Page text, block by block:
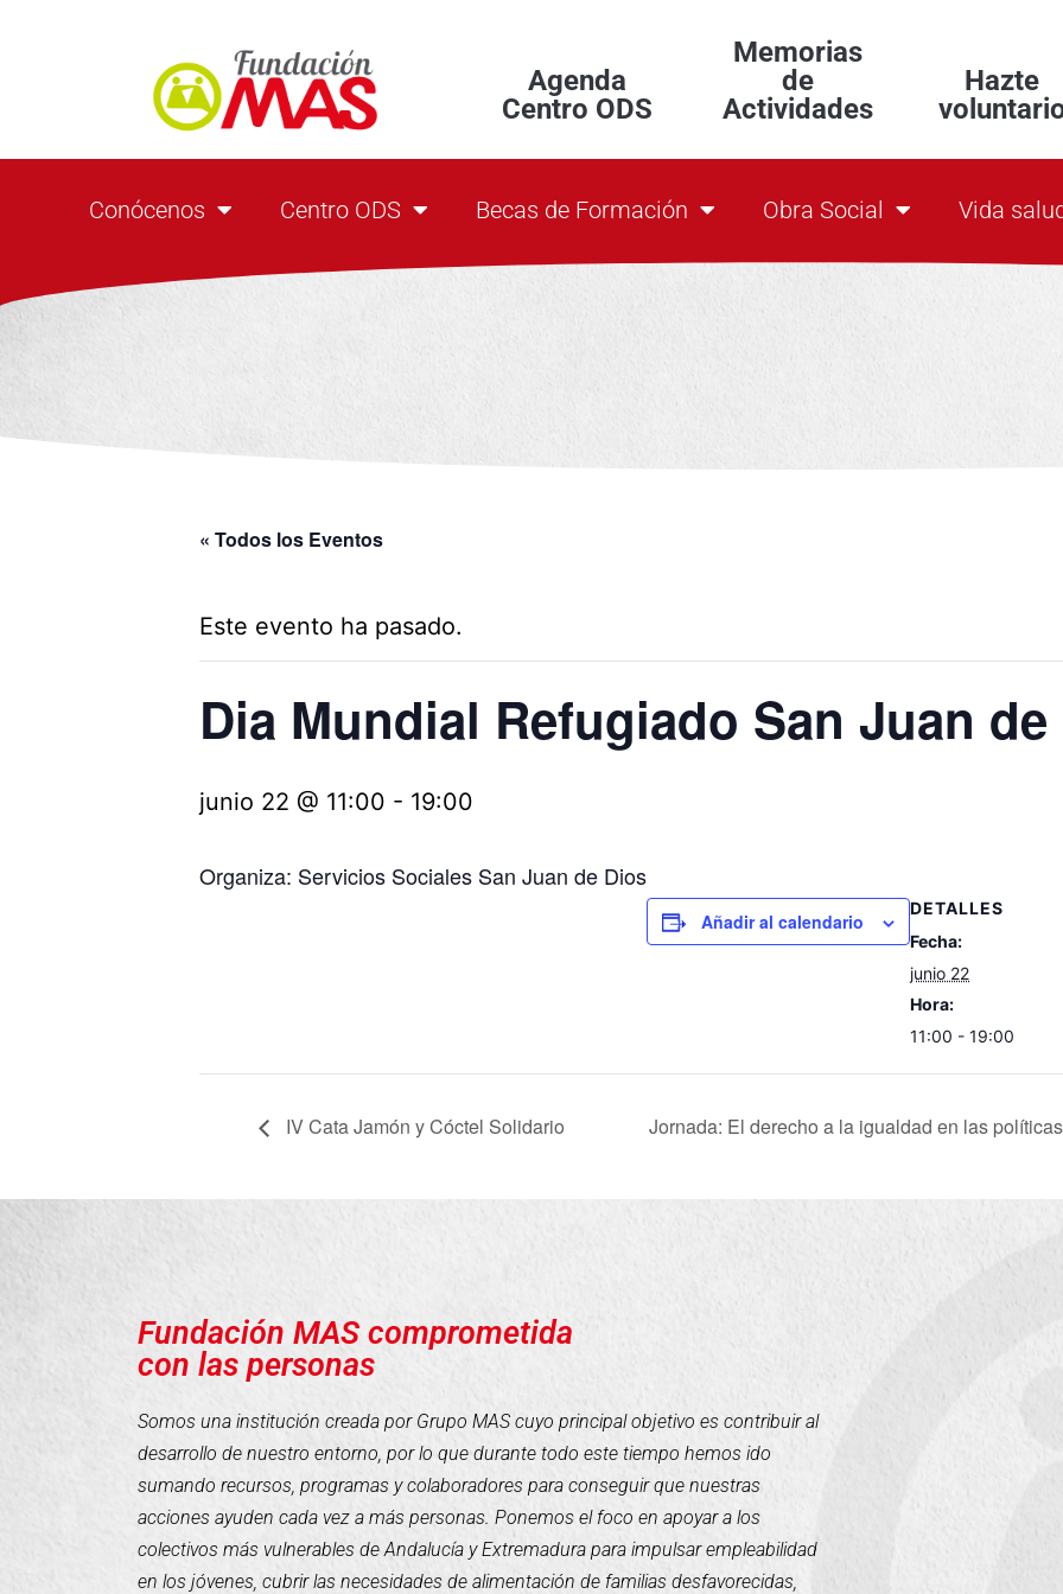
Agenda
Centro ODS
Memorias
de
Actividades
Hazte
Conócenos Centro ODS Becas de Formación Obra Social Vida
« Todos los Eventos
Este evento ha pasado.
Dia Mundial Refugiado San Juan
junio 22 @ 11:00 - 19:00
Organiza: Servicios Sociales San Juan de Dios
Añadir al calendario
DETALLES
Fecha:
junio 22
Hora:
11:00 - 19:00
IV Cata Jamón y Cóctel Solidario Jornada: El derecho a la igualdad en las
Fundación MAS comprometida
con las personas
Somos una institución creada por Grupo MAS cuyo principal objetivo es contribuir al
desarrollo de nuestro entorno, por lo que durante todo este tiempo hemos ido
sumando recursos, programas y colaboradores para conseguir que nuestras
acciones ayuden cada vez a más personas. Ponemos el foco en apoyar a los
colectivos más vulnerables de Andalucía y Extremadura para impulsar empleabilidad
en los jóvenes, cubrir las necesidades de alimentación de familias desfavorecidas,